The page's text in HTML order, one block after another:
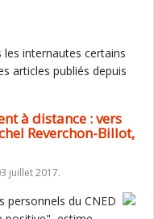
internautes certains
articles publiés depuis
à distance : vers
Reverchon-Billot,
juillet 2017.
personnels du CNED